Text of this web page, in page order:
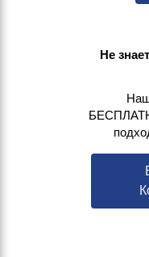
Не